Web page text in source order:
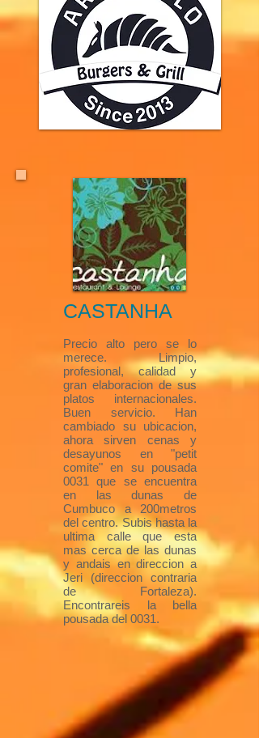
CASTANHA​
Precio alto pero se lo
merece. Limpio,
profesional, calidad y
gran elaboracion de sus
platos internacionales.
Buen servicio. Han
cambiado su ubicacion,
ahora sirven cenas y
desayunos en "petit
comite" en su pousada
0031 que se encuentra
en las dunas de
Cumbuco a 200metros
del centro. Subis hasta la
ultima calle que esta
mas cerca de las dunas
y andais en direccion a
Jeri (direccion contraria
de Fortaleza).
Encontrareis la bella
pousada del 0031.